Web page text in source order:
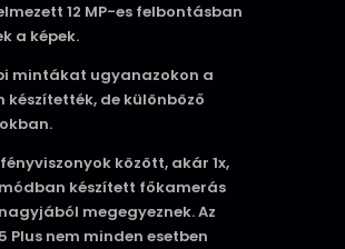
12 MP-es felbontásban
a képek.
mintákat ugyanazokon a
készítették, de különböző
között, akár 1x,
készített főkamerás
megegyeznek. Az
Plus nem minden esetben